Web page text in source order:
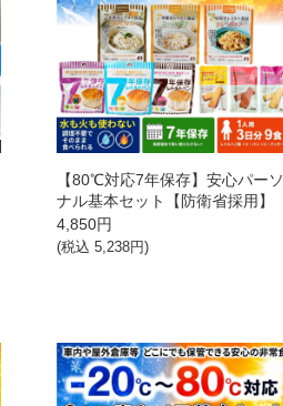
【80℃対応7年保存】安心パーソ
ナル基本セット【防衛省採用】
4,850円
(税込5,238円)